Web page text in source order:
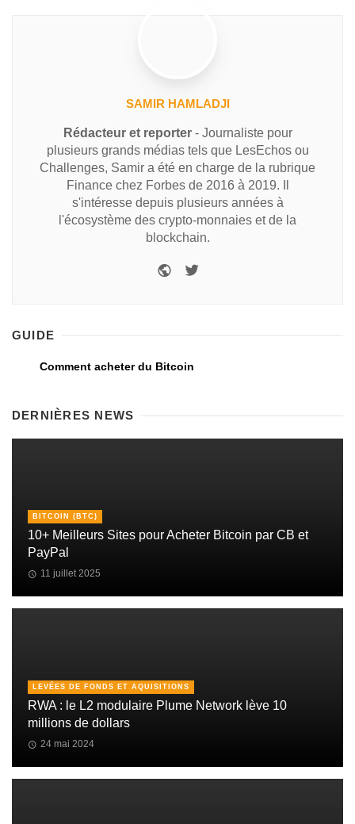
SAMIR HAMLADJI
Rédacteur et reporter- Journaliste pour
plusieurs grands médias tels que LesEchos ou
Challenges, Samir a été en charge de la rubrique
Finance chez Forbes de 2016 à 2019. Il
s'intéresse depuis plusieurs années à
l'écosystème des crypto-monnaies et de la
blockchain.
GUIDE
Comment acheter du Bitcoin
DERNIÈRES NEWS
BITCOIN (BTC)
10+ Meilleurs Sites pour Acheter Bitcoin par CB et
PayPal
11 juillet 2025
LEVÉES DE FONDS ET AQUISITIONS
RWA : le L2 modulaire Plume Network lève 10
millions de dollars
24 mai 2024